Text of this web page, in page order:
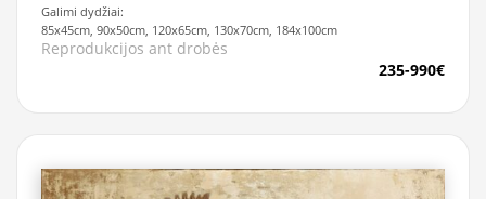
Galimi dydžiai:
85x45cm, 90x50cm, 120x65cm, 130x70cm, 184x100cm
Reprodukcijos ant drobės
235-990€